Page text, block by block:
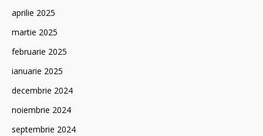
aprilie 2025
martie 2025
februarie 2025
ianuarie 2025
decembrie 2024
noiembrie 2024
septembrie 2024